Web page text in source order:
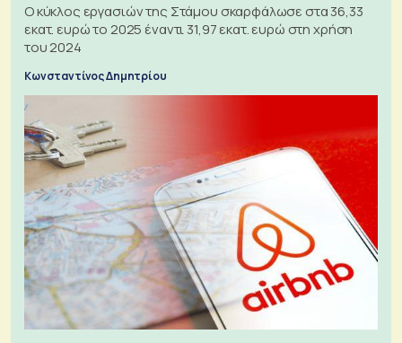
Ο κύκλος εργασιών της Στάμου σκαρφάλωσε στα 36,33
εκατ. ευρώ το 2025 έναντι 31,97 εκατ. ευρώ στη χρήση
του 2024
Κωνσταντίνος Δημητρίου